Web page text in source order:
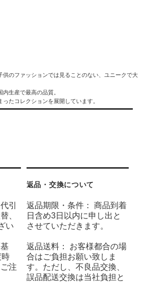
供のファッションでは見ることのない、ユニークで大
生産で最高の品質。
たコレクションを展開しています。
引
、
い
時
注
返品・交換について
返品期限・条件： 商品到着
日含め3日以内に申し出と
させていただきます。
返品送料： お客様都合の場
合はご負担お願い致しま
す。ただし、不良品交換、
誤品配送交換は当社負担と